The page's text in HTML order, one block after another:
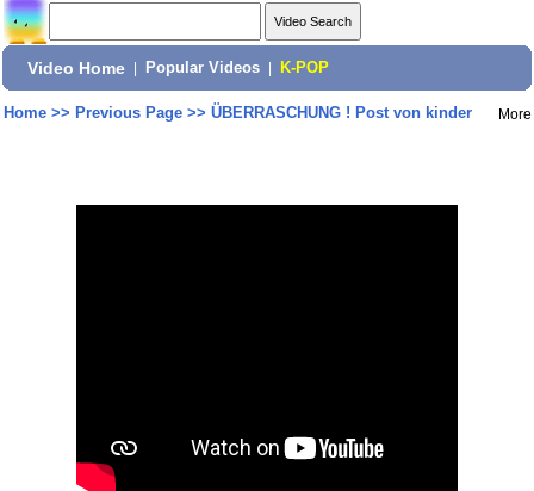
Video Home Popular Videos K-POP
Home>> Previous Page>> ÜBERRASCHUNG ! Post von kinder More